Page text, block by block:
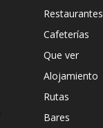
Restaurantes
Cafeterías
Que ver
Alojamiento
Rutas
Bares